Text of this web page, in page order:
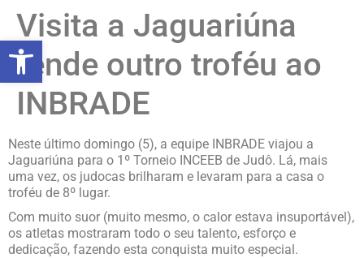
abrir a barra de ferramentas
Visita a Jaguariúna
rende outro troféu ao
INBRADE
Neste último domingo (5), a equipe INBRADE viajou a
Jaguariúna para o 1º Torneio INCEEB de Judô. Lá, mais
uma vez, os judocas brilharam e levaram para a casa o
troféu de 8º lugar.
Com muito suor (muito mesmo, o calor estava insuportável),
os atletas mostraram todo o seu talento, esforço e
dedicação, fazendo esta conquista muito especial.